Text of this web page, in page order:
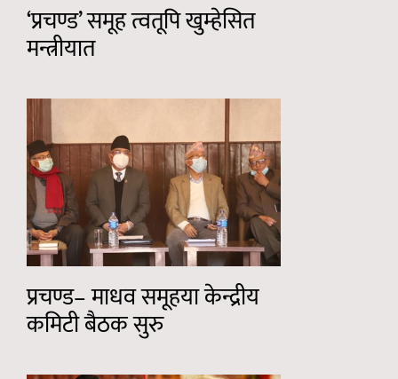
‘प्रचण्ड’ समूह त्वतूपि खुम्हेसित
मन्त्रीयात
प्रचण्ड– माधव समूहया केन्द्रीय
कमिटी बैठक सुरु